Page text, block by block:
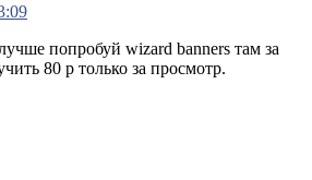
попробуй wizard banners там за
80 р только за просмотр.